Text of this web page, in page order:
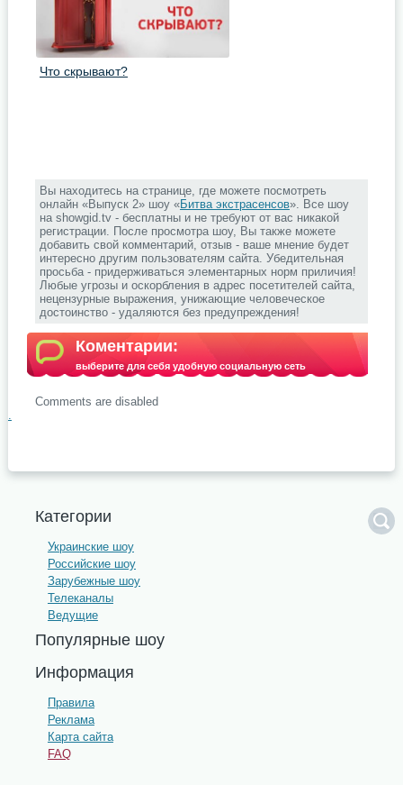
Что скрывают?
Вы находитесь на странице, где можете посмотреть
онлайн «Выпуск 2» шоу «Битва экстрасенсов». Все шоу
на showgid.tv - бесплатны и не требуют от вас никакой
регистрации. После просмотра шоу, Вы также можете
добавить свой комментарий, отзыв - ваше мнение будет
интересно другим пользователям сайта. Убедительная
просьба - придерживаться элементарных норм приличия!
Любые угрозы и оскорбления в адрес посетителей сайта,
нецензурные выражения, унижающие человеческое
достоинство - удаляются без предупреждения!
Коментарии:
выберите для себя удобную социальную сеть
Comments are disabled
.
Категории
Украинские шоу
Российские шоу
Зарубежные шоу
Телеканалы
Ведущие
Популярные шоу
Информация
Правила
Реклама
Карта сайта
FAQ